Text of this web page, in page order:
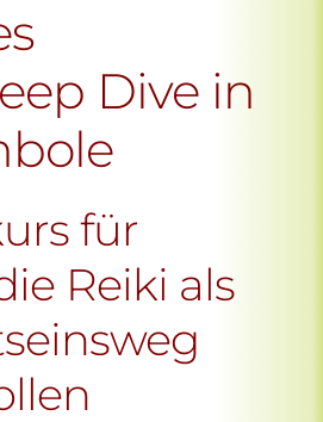
Dive in
für
Reiki als